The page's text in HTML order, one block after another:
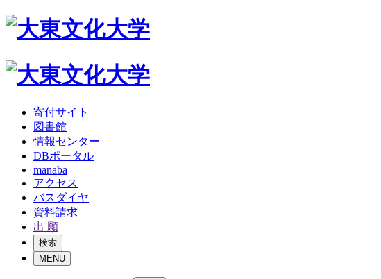
寄付サイト
図書館
情報センター
DBポータル
manaba
アクセス
バスダイヤ
資料請求
出 願
検索
MENU